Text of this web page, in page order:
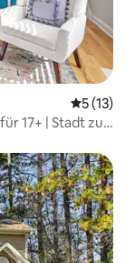
5 (13)
17+ | Stadt zu